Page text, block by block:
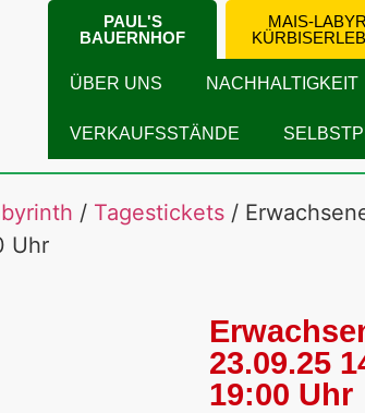
PAUL'S
BAUERNHOF
MAIS-
ÜBER UNS NACHHALTIGKEIT
VERKAUFSSTÄNDE
/ Tagestickets /
Uhr
23.09.25
19:00 Uhr